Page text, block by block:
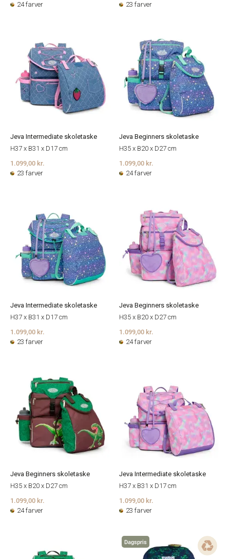
24 farver 23 farver
Jeva Intermediate skoletaske
H37 x B31 x D17 cm
1.099,00 kr.
23 farver
Jeva Beginners skoletaske
H35 x B20 x D27 cm
1.099,00 kr.
24 farver
Jeva Intermediate skoletaske
H37 x B31 x D17 cm
1.099,00 kr.
23 farver
Jeva Beginners skoletaske
H35 x B20 x D27 cm
1.099,00 kr.
24 farver
Jeva Beginners skoletaske
H35 x B20 x D27 cm
1.099,00 kr.
24 farver
Jeva Intermediate skoletaske
H37 x B31 x D17 cm
1.099,00 kr.
23 farver
Dagspris